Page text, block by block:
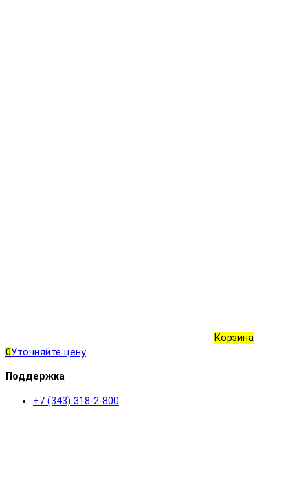
Корзина
0Уточняйте цену
Поддержка
+7 (343) 318-2-800